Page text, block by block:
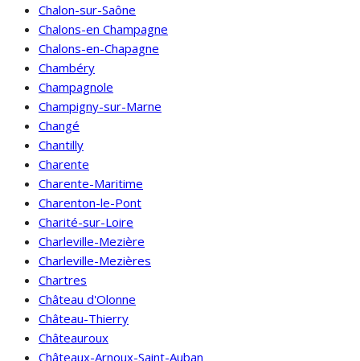
Chalon-sur-Saône
Chalons-en Champagne
Chalons-en-Chapagne
Chambéry
Champagnole
Champigny-sur-Marne
Changé
Chantilly
Charente
Charente-Maritime
Charenton-le-Pont
Charité-sur-Loire
Charleville-Mezière
Charleville-Mezières
Chartres
Château d'Olonne
Château-Thierry
Châteauroux
Châteaux-Arnoux-Saint-Auban